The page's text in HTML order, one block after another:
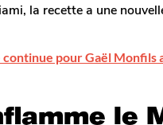
la recette a une
continue pour Gaël Monfils
le